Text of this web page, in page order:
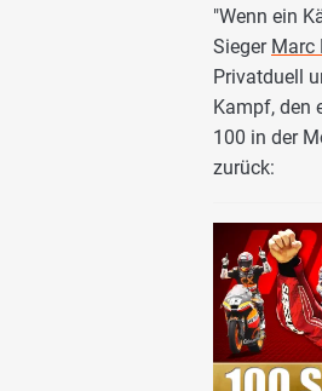
"Wenn ein
Sieger Marc
Privatduell
Kampf, den
100 in der
zurück: